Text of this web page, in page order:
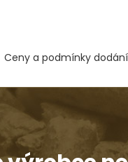
Ceny a podmínky